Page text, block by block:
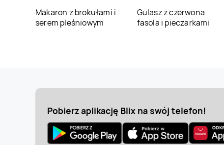
Makaron z brokułami i
serem pleśniowym
Gulasz z czerwona
fasola i pieczarkami
Pobierz aplikację Blix na swój telefon!